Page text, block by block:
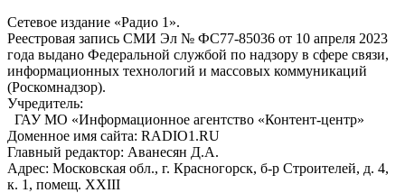
Сетевое издание «Радио 1».
Реестровая запись СМИ Эл № ФС77-85036 от 10 апреля 2023
года выдано Федеральной службой по надзору в сфере связи,
информационных технологий и массовых коммуникаций
(Роскомнадзор).
Учредитель:
ГАУ МО «Информационное агентство «Контент-центр»
Доменное имя сайта: RADIO1.RU
Главный редактор: Аванесян Д.А.
Адрес: Московская обл., г. Красногорск, б-р Строителей, д. 4,
к. 1, помещ. XXIII